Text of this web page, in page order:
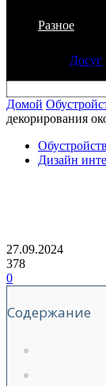
Разное
Досуг
Домой
декорирования
Дизайн
27.09.2024
378
0
Содержание